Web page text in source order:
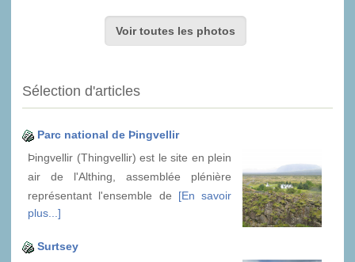
Voir toutes les photos
Sélection d'articles
Parc national de Þingvellir
Þingvellir (Thingvellir) est le site en plein
air de l'Althing, assemblée plénière
représentant l'ensemble de [En savoir
plus...]
Surtsey